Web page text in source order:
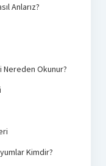
Anlarız?
Nereden Okunur?
Kimdir?